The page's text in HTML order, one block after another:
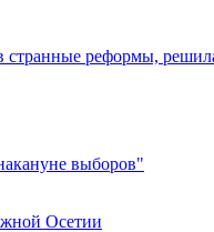
реформы,
выборов"
Осетии